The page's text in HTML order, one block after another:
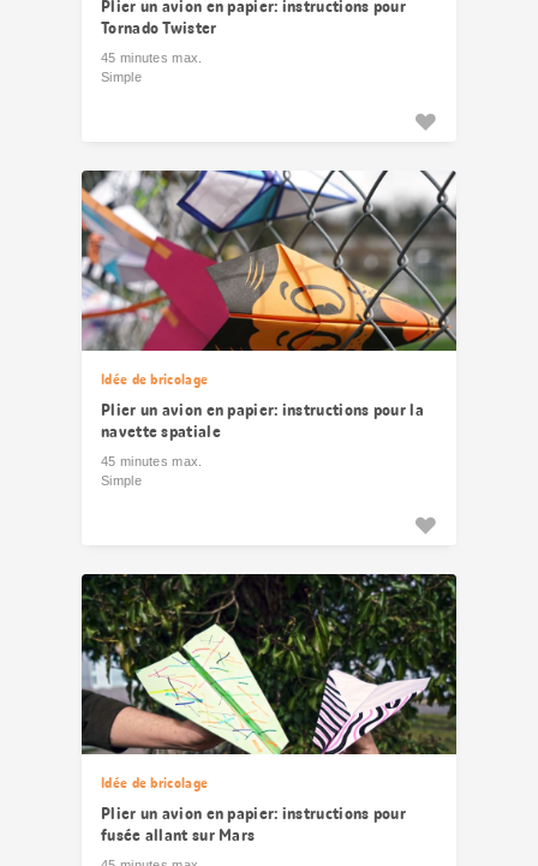
Plier un avion en papier: instructions pour
Tornado Twister
45 minutes max.
Simple
Idée de bricolage
Plier un avion en papier: instructions pour la
navette spatiale
45 minutes max.
Simple
Idée de bricolage
Plier un avion en papier: instructions pour
fusée allant sur Mars